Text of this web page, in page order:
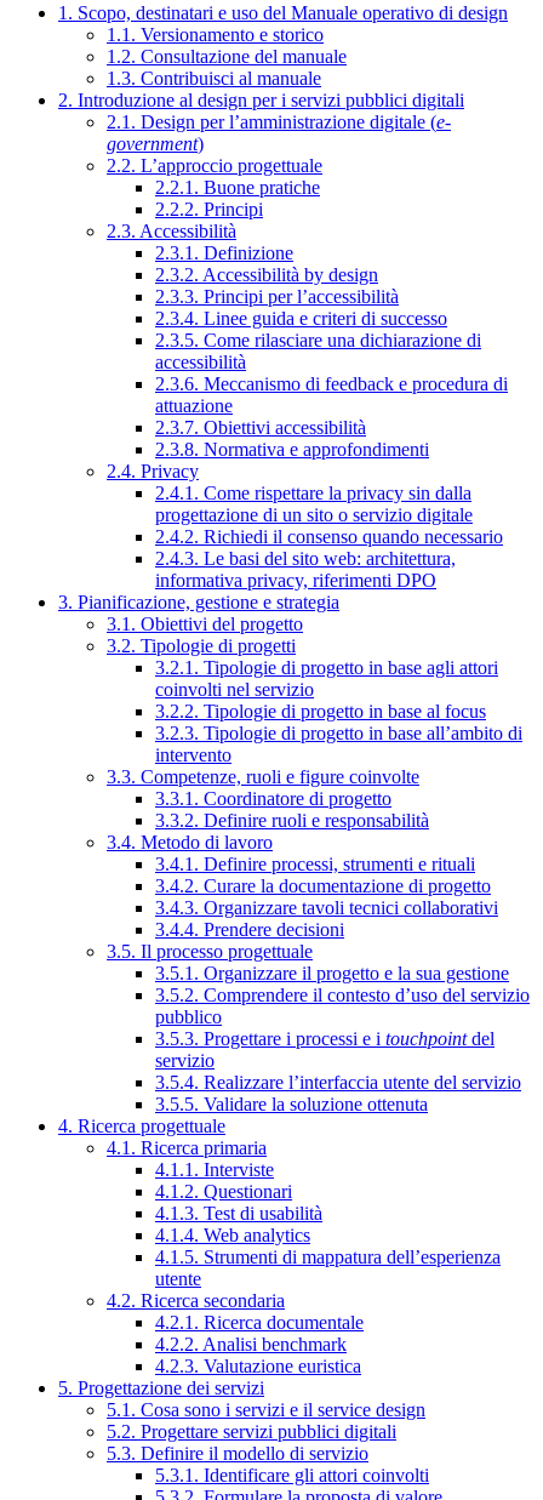
1. Scopo, destinatari e uso del Manuale operativo di design
1.1. Versionamento e storico
1.2. Consultazione del manuale
1.3. Contribuisci al manuale
2. Introduzione al design per i servizi pubblici digitali
2.1. Design per l’amministrazione digitale (e-
government)
2.2. L’approccio progettuale
2.2.1. Buone pratiche
2.2.2. Principi
2.3. Accessibilità
2.3.1. Definizione
2.3.2. Accessibilità by design
2.3.3. Principi per l’accessibilità
2.3.4. Linee guida e criteri di successo
2.3.5. Come rilasciare una dichiarazione di
accessibilità
2.3.6. Meccanismo di feedback e procedura di
attuazione
2.3.7. Obiettivi accessibilità
2.3.8. Normativa e approfondimenti
2.4. Privacy
2.4.1. Come rispettare la privacy sin dalla
progettazione di un sito o servizio digitale
2.4.2. Richiedi il consenso quando necessario
2.4.3. Le basi del sito web: architettura,
informativa privacy, riferimenti DPO
3. Pianificazione, gestione e strategia
3.1. Obiettivi del progetto
3.2. Tipologie di progetti
3.2.1. Tipologie di progetto in base agli attori
coinvolti nel servizio
3.2.2. Tipologie di progetto in base al focus
3.2.3. Tipologie di progetto in base all’ambito di
intervento
3.3. Competenze, ruoli e figure coinvolte
3.3.1. Coordinatore di progetto
3.3.2. Definire ruoli e responsabilità
3.4. Metodo di lavoro
3.4.1. Definire processi, strumenti e rituali
3.4.2. Curare la documentazione di progetto
3.4.3. Organizzare tavoli tecnici collaborativi
3.4.4. Prendere decisioni
3.5. Il processo progettuale
3.5.1. Organizzare il progetto e la sua gestione
3.5.2. Comprendere il contesto d’uso del servizio
pubblico
3.5.3. Progettare i processi e i touchpointdel
servizio
3.5.4. Realizzare l’interfaccia utente del servizio
3.5.5. Validare la soluzione ottenuta
4. Ricerca progettuale
4.1. Ricerca primaria
4.1.1. Interviste
4.1.2. Questionari
4.1.3. Test di usabilità
4.1.4. Web analytics
4.1.5. Strumenti di mappatura dell’esperienza
utente
4.2. Ricerca secondaria
4.2.1. Ricerca documentale
4.2.2. Analisi benchmark
4.2.3. Valutazione euristica
5. Progettazione dei servizi
5.1. Cosa sono i servizi e il service design
5.2. Progettare servizi pubblici digitali
5.3. Definire il modello di servizio
5.3.1. Identificare gli attori coinvolti